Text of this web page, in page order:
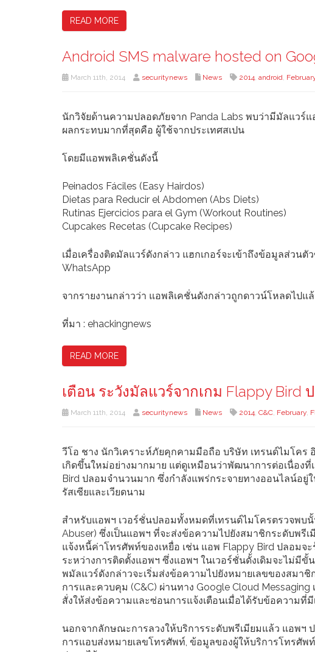
READ MORE
Android SMS malware hosted on
March 11th, 2014 securitynews News 2014, android,
นักวิจัยด้านความปลอดภัยจาก Panda Labs พบว่ามีมัลแวร์
ผลกระทบมากที่สุดคือ ผู้ใช้จากประเทศสเปน
โดยมีแอพพลิเคชั่นดังนี้
Peinados Fáciles (Easy Hairdos)
Dietas para Reducir el Abdomen (Abs Diets)
Rutinas Ejercicios para el Gym (Workout Routines)
Cupcakes Recetas (Cupcake Recipes)
เมื่อเครื่องติดมัลแวร์ดังกล่าว แฮกเกอร์จะเข้าถึงข้อมูลส่วน
WhatsApp
จากรายงานกล่าวว่า แอพลิเคชั่นดังกล่าวถูกดาวน์โหลดไปแ
ที่มา : ehackingnews
READ MORE
เตือน ระวังมัลแวร์จากเกม Flappy Bird
March 11th, 2014 securitynews News 2014, C&C, February,
วีโอ ชาง นักวิเคราะห์ภัยคุกคามมือถือ บริษัท เทรนด์ไมโคร
เกิดขึ้นใหม่อย่างมากมาย แต่ดูเหมือนว่าพัฒนาการต่อเนื่อง
Bird ปลอมจำนวนมาก ซึ่งกำลังแพร่กระจายทางออนไลน์อ
รัสเซียและเวียดนาม
สำหรับแอพฯ เวอร์ชั่นปลอมทั้งหมดที่เทรนด์ไมโครตรวจพบ
Abuser) ซึ่งเป็นแอพฯ ที่จะส่งข้อความไปยังสมาชิกระดับพรี
แจ้งหนี้ค่าโทรศัพท์ของเหยื่อ เช่น แอพ Flappy Bird ปลอมจ
ระหว่างการติดตั้งแอพฯ ซึ่งแอพฯ ในเวอร์ชั่นดั้งเดิมจะไม่มี
พมัลแวร์ดังกล่าวจะเริ่มส่งข้อความไปยังหมายเลขของสมา
การและควบคุม (C&C) ผ่านทาง Google Cloud
สั่งให้ส่งข้อความและซ่อนการแจ้งเตือนเมื่อได้รับข้อความที่
นอกจากลักษณะการลวงให้บริการระดับพรีเมียมแล้ว แอพฯ
การแอบส่งหมายเลขโทรศัพท์, ข้อมูลของผู้ให้บริการโทรศั